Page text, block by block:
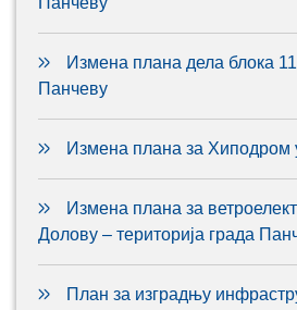
Измена плана дела блока
Панчеву
Измена плана за Хиподром
Измена плана за
Долову – територија града
План за изградњу